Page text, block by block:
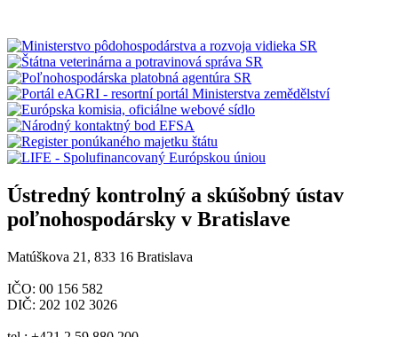
Ústredný kontrolný a skúšobný ústav
poľnohospodársky v Bratislave
Matúškova 21, 833 16 Bratislava
IČO: 00 156 582
DIČ: 202 102 3026